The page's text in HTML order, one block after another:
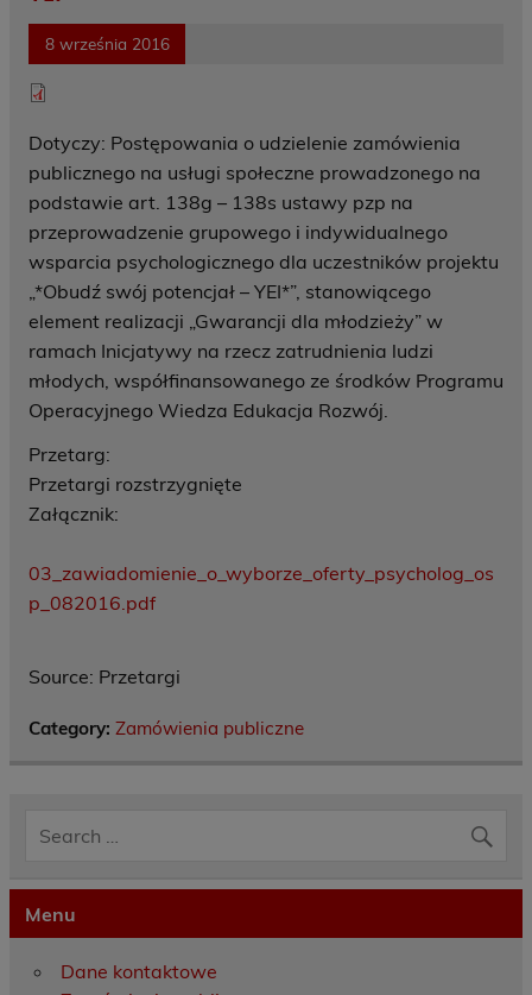
8 września 2016
Dotyczy: Postępowania o udzielenie zamówienia
publicznego na usługi społeczne prowadzonego na
podstawie art. 138g – 138s ustawy pzp na
przeprowadzenie grupowego i indywidualnego
wsparcia psychologicznego dla uczestników projektu
„*Obudź swój potencjał – YEI*”, stanowiącego
element realizacji „Gwarancji dla młodzieży” w
ramach Inicjatywy na rzecz zatrudnienia ludzi
młodych, współfinansowanego ze środków Programu
Operacyjnego Wiedza Edukacja Rozwój.
Przetarg:
Przetargi rozstrzygnięte
Załącznik:
03_zawiadomienie_o_wyborze_oferty_psycholog_os
p_082016.pdf
Source: Przetargi
Category: Zamówienia publiczne
Menu
Dane kontaktowe